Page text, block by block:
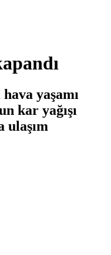
yaşamı
kar yağışı
ulaşım